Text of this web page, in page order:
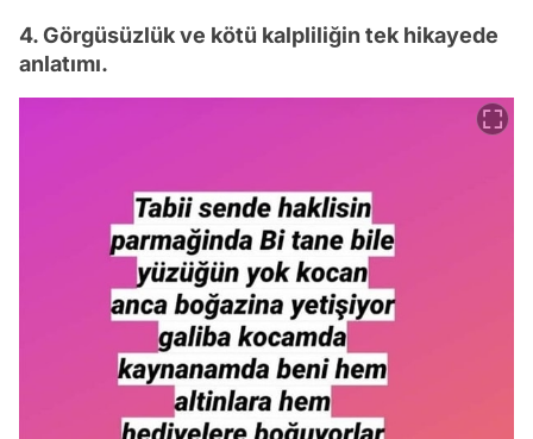
4. Görgüsüzlük ve kötü kalpliliğin tek hikayede
anlatımı.